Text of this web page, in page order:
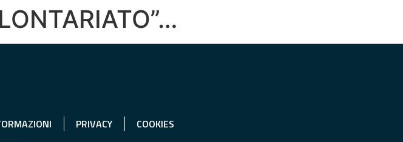
PRIVACY COOKIES